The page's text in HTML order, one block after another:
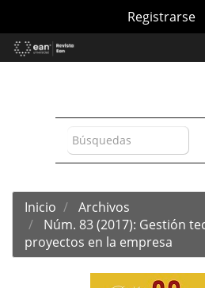
Contenido
principal
Registrarse
Inicio
Archivos
Núm. 83 (2017): Gestión
proyectos en la empresa